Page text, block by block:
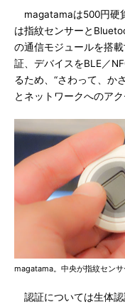
magatamaは500円硬
は指紋センサーと
の通信モジュールを搭
証、デバイスをBLE／
るため、“さわって、か
とネットワークへのアク
magatama。中央が指紋センサ
認証については生体認